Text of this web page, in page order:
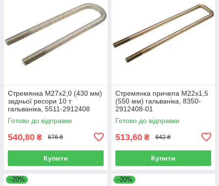
Стремянка М27х2,0 (430 мм)
задньої ресори 10 т
гальваніка, 5511-2912408
Готово до відправки
540,80 ₴ 676 ₴
Купити
Стремянка причепа М22х1,5
(550 мм) гальваніка, 8350-
2912408-01
Готово до відправки
513,60 ₴ 642 ₴
Купити
–20% –20%